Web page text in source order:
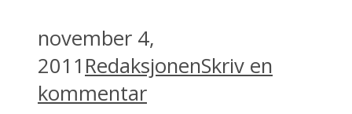
november 4,
2011 RedaksjonenSkriv en
kommentar